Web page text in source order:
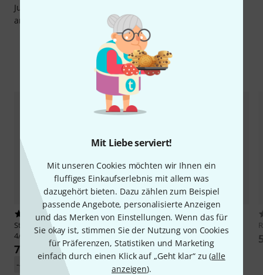
Mit Liebe serviert!
Mit unseren Cookies möchten wir Ihnen ein
fluffiges Einkaufserlebnis mit allem was
dazugehört bieten. Dazu zählen zum Beispiel
passende Angebote, personalisierte Anzeigen
und das Merken von Einstellungen. Wenn das für
Sie okay ist, stimmen Sie der Nutzung von Cookies
für Präferenzen, Statistiken und Marketing
einfach durch einen Klick auf „Geht klar“ zu (alle
anzeigen).
Junius Europe 4/4 AS Student Cello unbedingt mal genau
anhören.
Zubehör & passende Artikel
44
Stentor
SR1108 Cello Student II
4/4
798 €
UVP: 1.332 €
-40%
46
Roth & Junius
Europe 4/4
Student Cello Set
1.390 €